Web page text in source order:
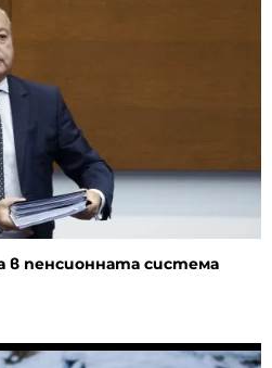
в пенсионната система